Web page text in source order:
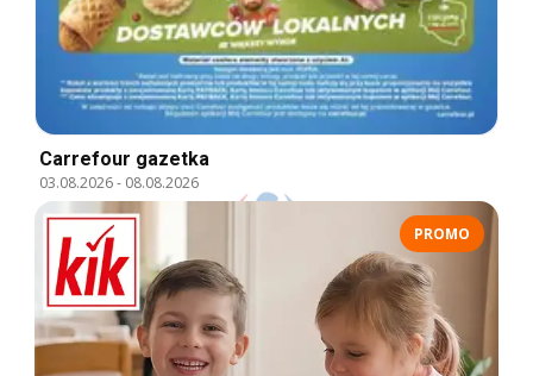
Carrefour gazetka
03.08.2026- 08.08.2026
PROMO